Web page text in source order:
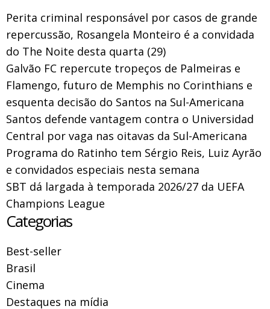
Perita criminal responsável por casos de grande
repercussão, Rosangela Monteiro é a convidada
do The Noite desta quarta (29)
Galvão FC repercute tropeços de Palmeiras e
Flamengo, futuro de Memphis no Corinthians e
esquenta decisão do Santos na Sul-Americana
Santos defende vantagem contra o Universidad
Central por vaga nas oitavas da Sul-Americana
Programa do Ratinho tem Sérgio Reis, Luiz Ayrão
e convidados especiais nesta semana
SBT dá largada à temporada 2026/27 da UEFA
Champions League
Categorias
Best-seller
Brasil
Cinema
Destaques na mídia